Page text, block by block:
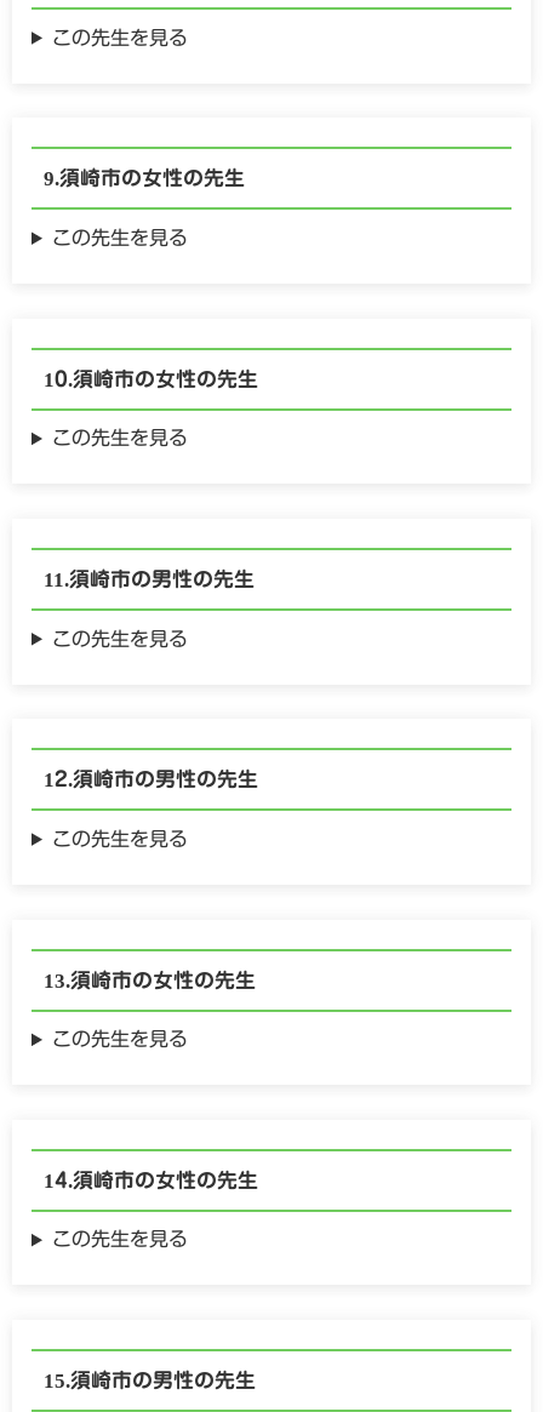
この先生を見る
須崎市の女性の先生
この先生を見る
須崎市の女性の先生
この先生を見る
須崎市の男性の先生
この先生を見る
須崎市の男性の先生
この先生を見る
須崎市の女性の先生
この先生を見る
須崎市の女性の先生
この先生を見る
須崎市の男性の先生